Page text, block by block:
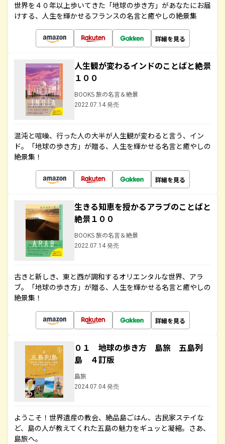
世界を４０年以上歩いてきた「地球の歩き方」があなたにお届
けする、人生を輝かせるフランスの名言と癒やしの絶景集
詳細を見る
人生観が変わるインドのことばと絶景
１００
BOOKS 旅の名言＆絶景
2022.07.14 発売
混沌と喧噪、行った人の大半が人生観が変わると言う、イン
ド。「地球の歩き方」が贈る、人生を輝かせる名言と癒やしの
絶景集！
詳細を見る
生きる知恵を授かるアラブのことばと
絶景１００
BOOKS 旅の名言＆絶景
2022.07.14 発売
古きと新しき、東と西が調和するオリエンタルな世界、アラ
ブ。「地球の歩き方」が贈る、人生を輝かせる名言と癒やしの
絶景集！
詳細を見る
０１ 地球の歩き方 島旅 五島列
島 ４訂版
島旅
2024.07.04 発売
ようこそ！世界遺産の教会、絶品島ごはん、古民家ステイな
ど、島の人が教えてくれた五島の魅力をギュッと凝縮。さあ、
島旅へ。